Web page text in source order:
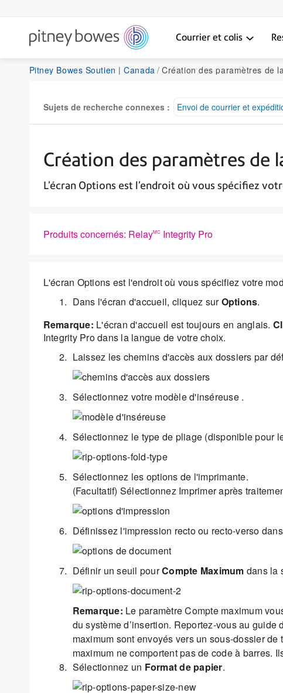
Courrier et colis
Pitney Bowes Soutien | Canada Création des paramètres de la tâche
Sujets de recherche connexes : Envoi de courrier et
Création des paramètres de
L’écran Options est l’endroit où vous spécifiez
Produits concernés: RelayMCIntegrity Pro
L'écran Options est l'endroit où vous spécifiez votre
Dans l'écran d'accueil, cliquez surOptions.
Remarque: L'écran d'accueil est toujours en anglais.
Integrity Pro dans la langue de votre choix.
Laissez les chemins d'accès aux dossiers par
Sélectionnez votre modèle d'inséreuse .
Sélectionnez le type de pliage (disponible pour
Sélectionnez les options de l'imprimante.
(Facultatif) Sélectionnez Imprimer après
Définissez l'impression recto ou recto-verso
Définir un seuil pourCompte Maximum dans la
Remarque: Le paramètre Compte maximum
du système d’insertion. Reportez-vous au
maximum sont envoyés vers un sous-dossier
maximum ne comportent pas de code à barres.
Sélectionnez un Format de papier.